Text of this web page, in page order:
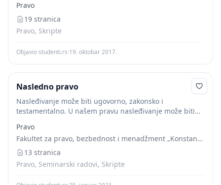
čiji je državljanin bio zaveštalac u momentu sastavljanja
testamenta. Raspolaganje imovinom zavisiće od
vremena...
Pravo
19 stranica
Pravo, Skripte
Objavio studenti.rs·19. oktobar 2017.
Nasledno pravo
Nasleđivanje može biti ugovorno, zakonsko i
testamentalno. U našem pravu nasleđivanje može biti
ili singularnog nasleđivanja. ( Singularna sukcesija;
Testamentalno nasleđivanje;...
Pravo
Fakultet za pravo, bezbednost i menadžment „Konstantin Veliki“
13 stranica
Pravo, Seminarski radovi, Skripte